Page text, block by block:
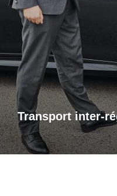
Transport inter-
Pour vos trajets longue
de transport inter-
pour des raisons
bénéficiez d’un
avec des